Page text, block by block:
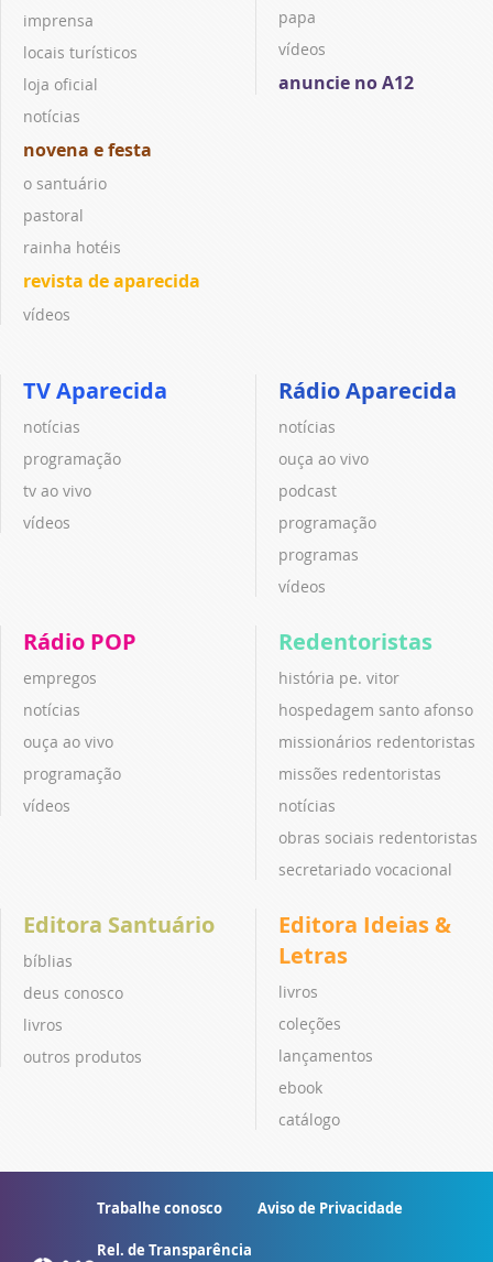
imprensa
locais turísticos
loja oficial
notícias
novena e festa
o santuário
pastoral
rainha hotéis
revista de aparecida
vídeos
papa
vídeos
anuncie no A12
TV Aparecida
notícias
programação
tv ao vivo
vídeos
Rádio Aparecida
notícias
ouça ao vivo
podcast
programação
programas
vídeos
Rádio POP
empregos
notícias
ouça ao vivo
programação
vídeos
Redentoristas
história pe. vitor
hospedagem santo afonso
missionários redentoristas
missões redentoristas
notícias
obras sociais redentoristas
secretariado vocacional
Editora Santuário
bíblias
deus conosco
livros
outros produtos
Editora Ideias &
Letras
livros
coleções
lançamentos
ebook
catálogo
Trabalhe conosco Aviso de Privacidade
Rel. de Transparência